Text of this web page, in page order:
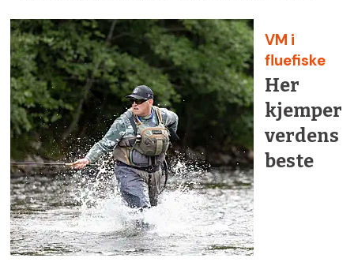
VM i
fluefiske
Her
kjemper
verdens
beste